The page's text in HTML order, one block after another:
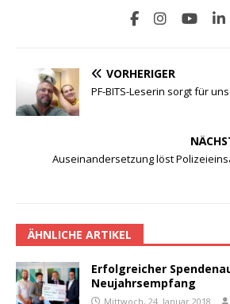
VORHERIGER
PF-BITS-Leserin sorgt für
Auseinandersetzung löst
ÄHNLICHE ARTIKEL
Erfolgreicher
Neujahrsempfang
Mittwoch, 24. Januar 2018